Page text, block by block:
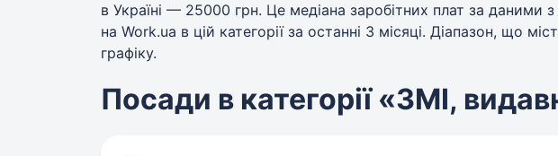
в Україні — 25000 грн. Це медіана заробітних плат за даними
на Work.ua в цій категорії за останні 3 місяці. Діапазон, що
графіку.
Посади в категорії «ЗМІ,